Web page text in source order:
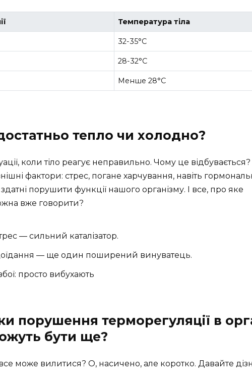
Температура тіла
32-35°C
28-32°C
Менше 28°C
тепло чи холодно?
коли тіло реагує неправильно. Чому це
фактори: стрес, погане харчування, навіть
порушити функції нашого організму. І все, про яке
вже говорити?
— сильний каталізатор.
— ще один поширений винуватець.
просто вибухають
порушення терморегуляції в
бути ще?
може вилитися? О, насичено, але коротко. Давайте